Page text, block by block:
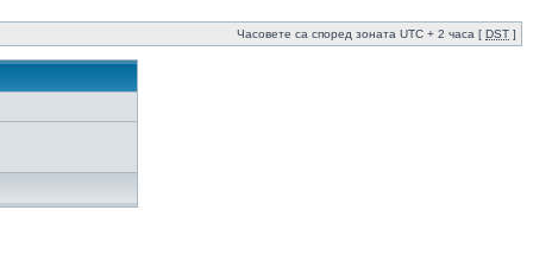
Часовете са според зоната UTC + 2 часа [ DST ]